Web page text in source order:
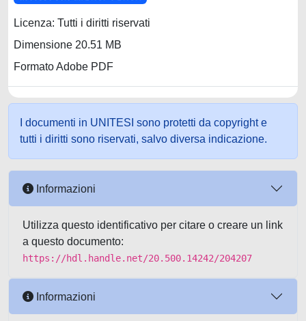
Licenza: Tutti i diritti riservati
Dimensione 20.51 MB
Formato Adobe PDF
I documenti in UNITESI sono protetti da copyright e
tutti i diritti sono riservati, salvo diversa indicazione.
Informazioni
Utilizza questo identificativo per citare o creare un link
a questo documento:
https://hdl.handle.net/20.500.14242/204207
Informazioni